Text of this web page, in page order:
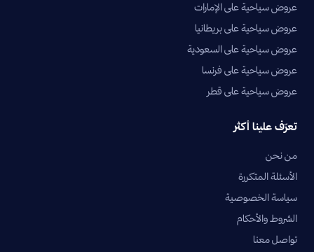
عروض سياحية على الإمارات
عروض سياحية على بريطانيا
عروض سياحية على السعودية
عروض سياحية على فرنسا
عروض سياحية على قطر
تعرّف علينا أكثر
من نحن
الأسئلة المتكررة
سياسة الخصوصية
الشروط والأحكام
تواصل معنا